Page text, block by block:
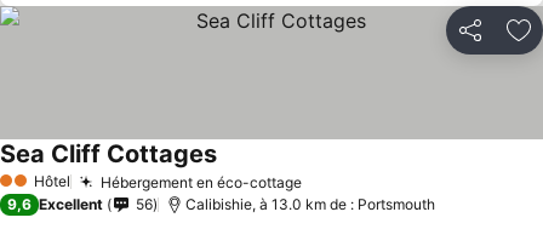
Partager
2 Étoiles
Hôtel Hébergement en éco-cottageConsulter les prix
Sea Cliff CottagesConsulter les prix
9,6 Excellent 56 Calibishie, à 13.0 km de : Portsmouth